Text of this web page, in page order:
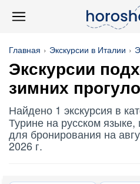
Главная Экскурсии в Италии
Экскурсии
зимних
Найдено 1 экскурсия в
Турине на русском
для бронирования на
2026 г.